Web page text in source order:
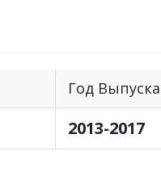
Год Выпуска
2013-2017